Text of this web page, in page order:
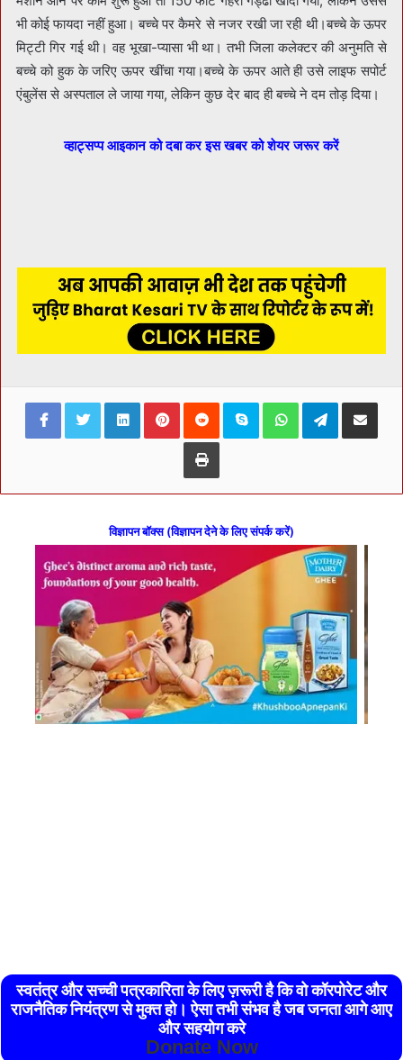
भी कोई फायदा नहीं हुआ। बच्चे पर कैमरे से नजर रखी जा रही थी।बच्चे के ऊपर
मिट्टी गिर गई थी। वह भूखा-प्यासा भी था। तभी जिला कलेक्टर की अनुमति से
बच्चे को हुक के जरिए ऊपर खींचा गया।बच्चे के ऊपर आते ही उसे लाइफ सपोर्ट
एंबुलेंस से अस्पताल ले जाया गया, लेकिन कुछ देर बाद ही बच्चे ने दम तोड़ दिया।
व्हाट्सप्प आइकान को दबा कर इस खबर को शेयर जरूर करें
FacebookTwitterLinkedInPinterestReddit Skype WhatsAppTelegramShare via
Print
विज्ञापन बॉक्स (विज्ञापन देने के लिए संपर्क करें)
स्वतंत्र और सच्ची पत्रकारिता के लिए ज़रूरी है कि वो कॉरपोरेट और
राजनैतिक नियंत्रण से मुक्त हो। ऐसा तभी संभव है जब जनता आगे आए
और सहयोग करे
Donate Now